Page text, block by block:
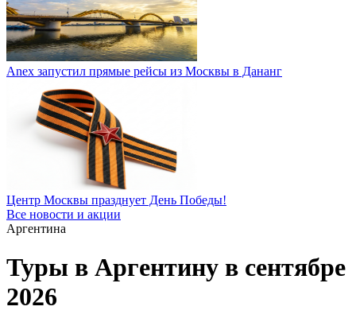
Anex запустил прямые рейсы из Москвы в Дананг
Центр Москвы празднует День Победы!
Все новости и акции
Аргентина
Туры в Аргентину в сентябре
2026